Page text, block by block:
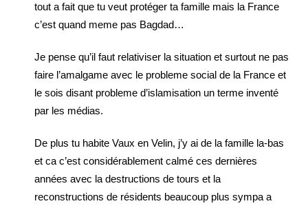
tout a fait que tu veut protéger ta famille mais la France
c’est quand meme pas Bagdad…
Je pense qu’il faut relativiser la situation et surtout ne pas
faire l’amalgame avec le probleme social de la France et
le sois disant probleme d’islamisation un terme inventé
par les médias.
De plus tu habite Vaux en Velin, j’y ai de la famille la-bas
et ca c’est considérablement calmé ces dernières
années avec la destructions de tours et la
reconstructions de résidents beaucoup plus sympa a